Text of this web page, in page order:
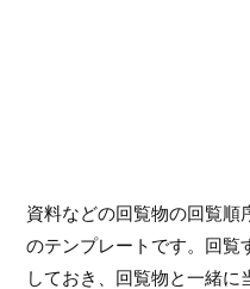
資料などの回覧物の回覧順
のテンプレートです。回覧
しておき、回覧物と一緒